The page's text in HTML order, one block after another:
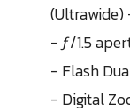
(Ultrawide)
- ƒ/1.5
- Flash
- Digital